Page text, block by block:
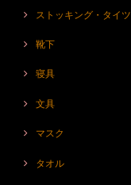
ストッキング・タイツ
靴下
寝具
文具
マスク
タオル